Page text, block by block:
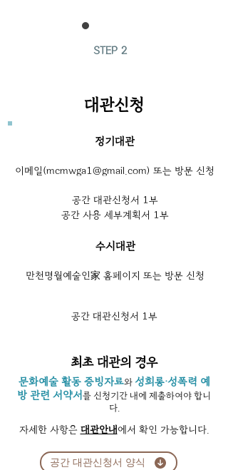
STEP 2
대관신청
공간 대관신청서 1부
이메일(mcmwga1@gmail.com) 또는 방문 신청
만천명월예술인家 홈페이지 또는 방문 신청
공간 대관신청서 1부
공간 사용 세부계획서 1부
정기대관
수시대관
최초 대관의 경우
문화예술 활동 증빙자료와성희롱·성폭력 예
방 관련 서약서를 신청기간 내에 제출하여야 합니
다.
자세한 사항은 대관안내에서 확인 가능합니다.
공간 대관신청서 양식